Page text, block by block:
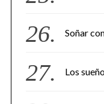
Soñar
Los